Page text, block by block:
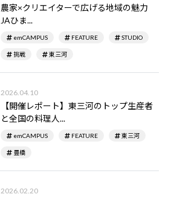
農家×クリエイターで広げる地域の魅力――
JAひま...
emCAMPUS FEATURE STUDIO
挑戦 東三河
2026.04.10
【開催レポート】東三河のトップ生産者
と全国の料理人...
emCAMPUS FEATURE 東三河
豊橋
2026.02.20